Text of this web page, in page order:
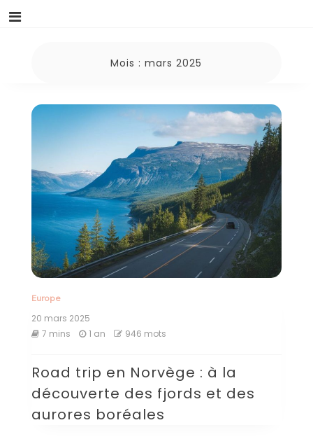
Mois :mars 2025
Europe
20 mars 2025
7 mins
1 an 946 mots
Road trip en Norvège : à la
découverte des fjords et des
aurores boréales